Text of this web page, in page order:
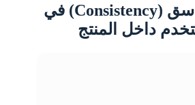
أهمية تحقيق التناسق (Consistency) في
داخل المنتج